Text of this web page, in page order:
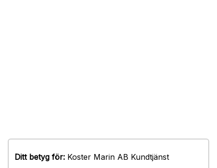
Ditt betyg för: Koster Marin AB Kundtjänst